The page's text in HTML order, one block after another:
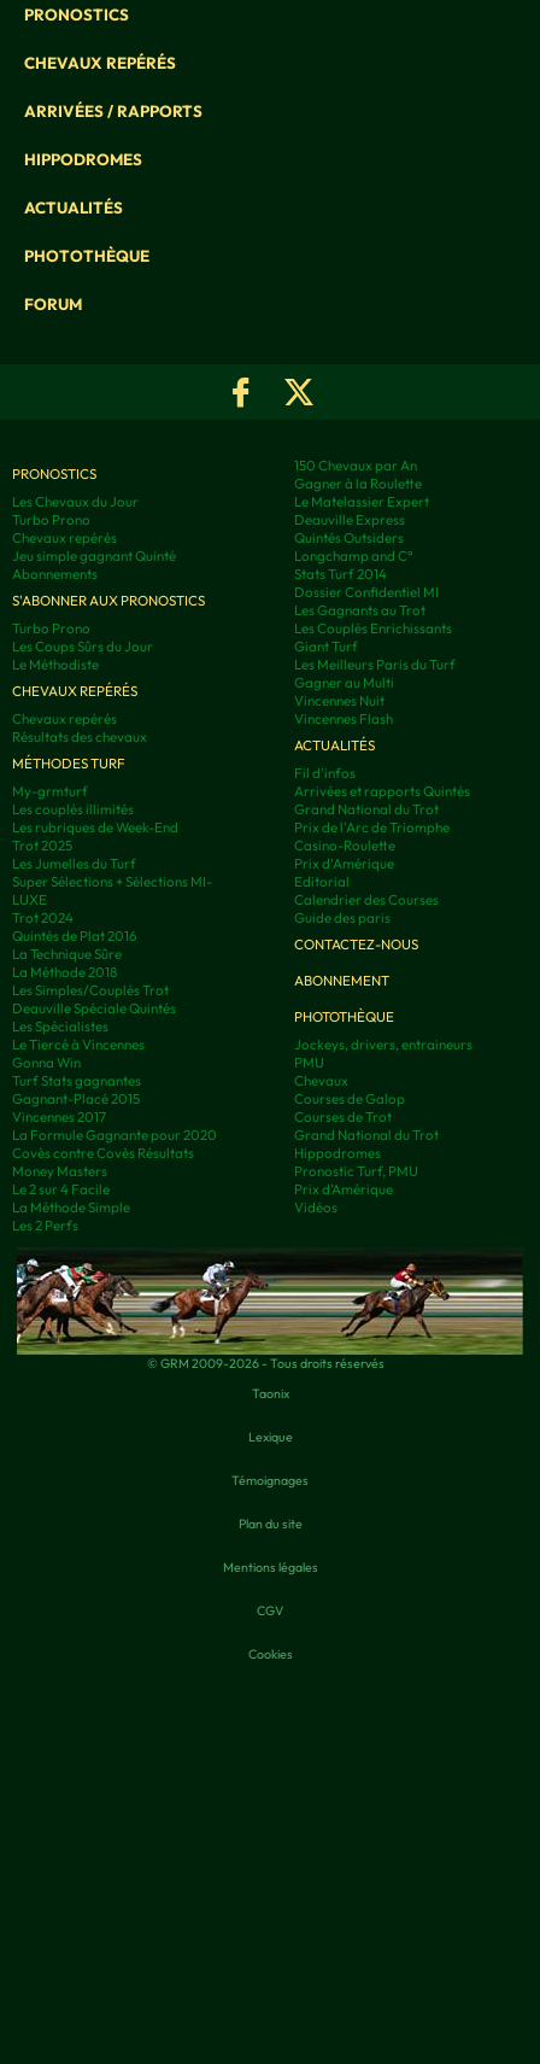
PRONOSTICS
CHEVAUX REPÉRÉS
ARRIVÉES / RAPPORTS
HIPPODROMES
ACTUALITÉS
PHOTOTHÈQUE
FORUM
PRONOSTICS
Les Chevaux du Jour
Turbo Prono
Chevaux repérés
Jeu simple gagnant Quinté
Abonnements
S'ABONNER AUX PRONOSTICS
Turbo Prono
Les Coups Sûrs du Jour
Le Méthodiste
CHEVAUX REPÉRÉS
Chevaux repérés
Résultats des chevaux
MÉTHODES TURF
My-grmturf
Les couplés illimités
Les rubriques de Week-End
Trot 2025
Les Jumelles du Turf
Super Sélections + Sélections MI-
LUXE
Trot 2024
Quintés de Plat 2016
La Technique Sûre
La Méthode 2018
Les Simples/Couplés Trot
Deauville Spéciale Quintés
Les Spécialistes
Le Tiercé à Vincennes
Gonna Win
Turf Stats gagnantes
Gagnant-Placé 2015
Vincennes 2017
La Formule Gagnante pour 2020
Covès contre Covès Résultats
Money Masters
Le 2 sur 4 Facile
La Méthode Simple
Les 2 Perfs
150 Chevaux par An
Gagner à la Roulette
Le Matelassier Expert
Deauville Express
Quintés Outsiders
Longchamp and C°
Stats Turf 2014
Dossier Confidentiel MI
Les Gagnants au Trot
Les Couplés Enrichissants
Giant Turf
Les Meilleurs Paris du Turf
Gagner au Multi
Vincennes Nuit
Vincennes Flash
ACTUALITÉS
Fil d'infos
Arrivées et rapports Quintés
Grand National du Trot
Prix de l'Arc de Triomphe
Casino-Roulette
Prix d'Amérique
Editorial
Calendrier des Courses
Guide des paris
CONTACTEZ-NOUS
ABONNEMENT
PHOTOTHÈQUE
Jockeys, drivers, entraineurs
PMU
Chevaux
Courses de Galop
Courses de Trot
Grand National du Trot
Hippodromes
Pronostic Turf, PMU
Prix d’Amérique
Vidéos
© GRM 2009-2026 - Tous droits réservés
Taonix
Lexique
Témoignages
Plan du site
Mentions légales
CGV
Cookies